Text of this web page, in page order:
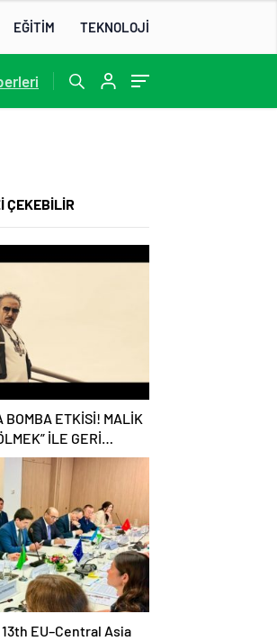
EĞİTİM TEKNOLOJİ
ÇEKEBİLİR
BOMBA ETKİSİ! MALİK
İLE GERİ
EU–Central Asia